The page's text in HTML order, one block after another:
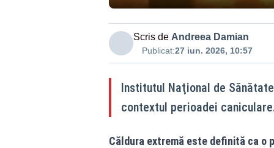
Scris de Andreea Damian
Publicat:27 iun. 2026, 10:57
Institutul Naţional de
contextul perioadei
Căldura extremă este definită ca o